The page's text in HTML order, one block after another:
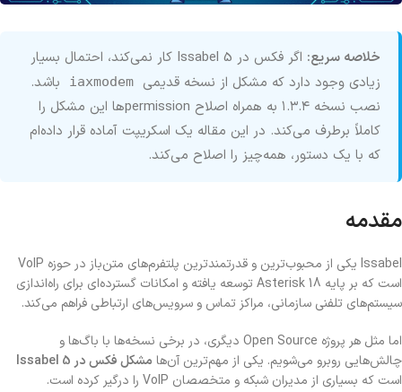
خلاصه سریع:
اگر فکس در Issabel 5 کار نمی‌کند، احتمال بسیار
زیادی وجود دارد که مشکل از نسخه قدیمی
iaxmodem
باشد.
نصب نسخه ۱.۳.۴ به همراه اصلاح permissionها این مشکل را
کاملاً برطرف می‌کند. در این مقاله یک اسکریپت آماده قرار داده‌ام
که با یک دستور، همه‌چیز را اصلاح می‌کند.
مقدمه
Issabel یکی از محبوب‌ترین و قدرتمندترین پلتفرم‌های متن‌باز در حوزه VoIP
است که بر پایه Asterisk 18 توسعه یافته و امکانات گسترده‌ای برای راه‌اندازی
سیستم‌های تلفنی سازمانی، مراکز تماس و سرویس‌های ارتباطی فراهم می‌کند.
اما مثل هر پروژه Open Source دیگری، در برخی نسخه‌ها با باگ‌ها و
چالش‌هایی روبرو می‌شویم. یکی از مهم‌ترین آن‌ها مشکل فکس در Issabel 5
است که بسیاری از مدیران شبکه و متخصصان VoIP را درگیر کرده است.